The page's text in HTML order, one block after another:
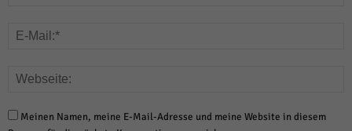
Meinen Namen, meine E-Mail-Adresse und meine Website in diesem